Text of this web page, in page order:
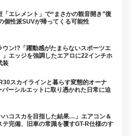
「エレメント」で“まさかの観音開き”復
個性派SUVが帰ってくる可能性
ウン!?「躍動感がたまらないスポーツエ
」エッジを強調したエアロに22インチホ
装
スカイラインと暮らす変態的オーナ
パーシルエットに取り憑かれた日常に迫
ハコスカを目指した結果…」エアコン＆
テ完備、旧車の常識を覆すGT-R仕様のす